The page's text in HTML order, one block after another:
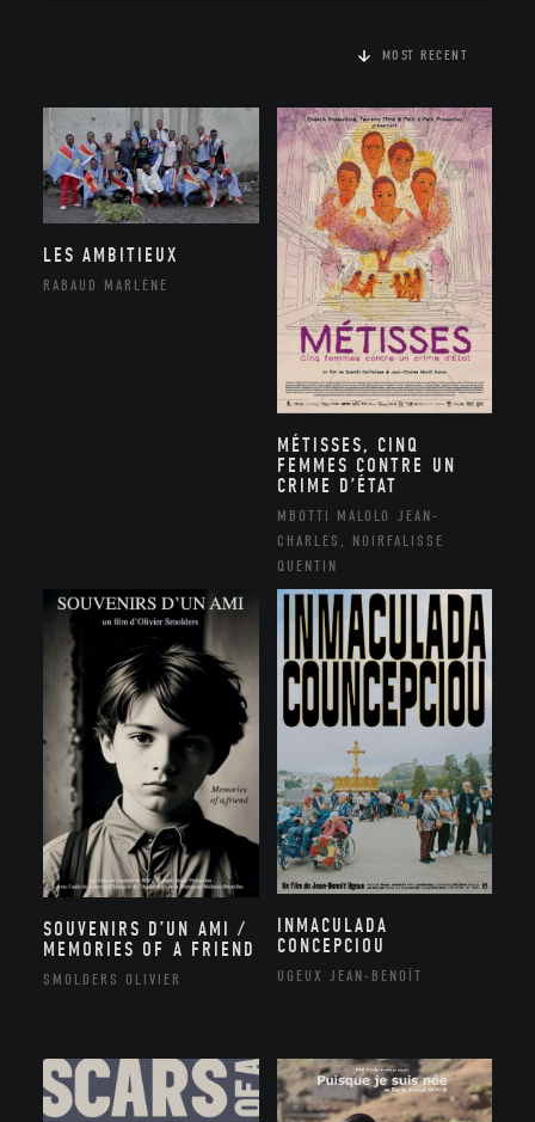
MOST RECENT
LES AMBITIEUX
RABAUD MARLÈNE
MÉTISSES, CINQ
FEMMES CONTRE UN
CRIME D’ÉTAT
MBOTTI MALOLO JEAN-
CHARLES, NOIRFALISSE
QUENTIN
SOUVENIRS D’UN AMI /
MEMORIES OF A FRIEND
SMOLDERS OLIVIER
INMACULADA
CONCEPCIOU
UGEUX JEAN-BENOÎT